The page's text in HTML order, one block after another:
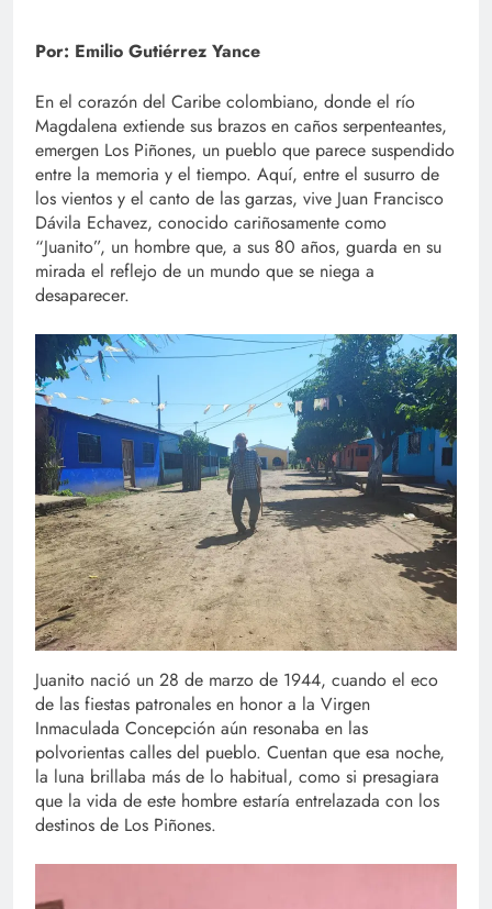
Por: Emilio Gutiérrez Yance
En el corazón del Caribe colombiano, donde el río
Magdalena extiende sus brazos en caños serpenteantes,
emergen Los Piñones, un pueblo que parece suspendido
entre la memoria y el tiempo. Aquí, entre el susurro de
los vientos y el canto de las garzas, vive Juan Francisco
Dávila Echavez, conocido cariñosamente como
“Juanito”, un hombre que, a sus 80 años, guarda en su
mirada el reflejo de un mundo que se niega a
desaparecer.
Juanito nació un 28 de marzo de 1944, cuando el eco
de las fiestas patronales en honor a la Virgen
Inmaculada Concepción aún resonaba en las
polvorientas calles del pueblo. Cuentan que esa noche,
la luna brillaba más de lo habitual, como si presagiara
que la vida de este hombre estaría entrelazada con los
destinos de Los Piñones.